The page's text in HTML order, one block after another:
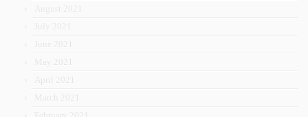
August 2021
July 2021
June 2021
May 2021
April 2021
March 2021